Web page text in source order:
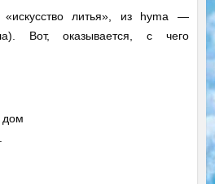
литья», из hyma —
Вот, оказывается, с чего
дом